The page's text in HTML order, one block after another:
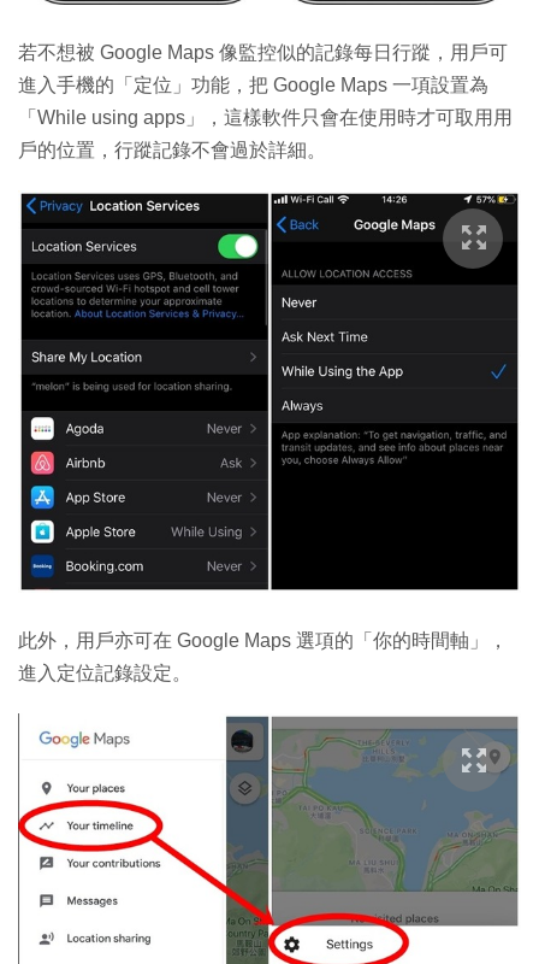
若不想被 Google Maps 像監控似的記錄每日行蹤，用戶可
進入手機的「定位」功能，把 Google Maps 一項設置為
「While using apps」，這樣軟件只會在使用時才可取用用
戶的位置，行蹤記錄不會過於詳細。
此外，用戶亦可在 Google Maps 選項的「你的時間軸」，
進入定位記錄設定。